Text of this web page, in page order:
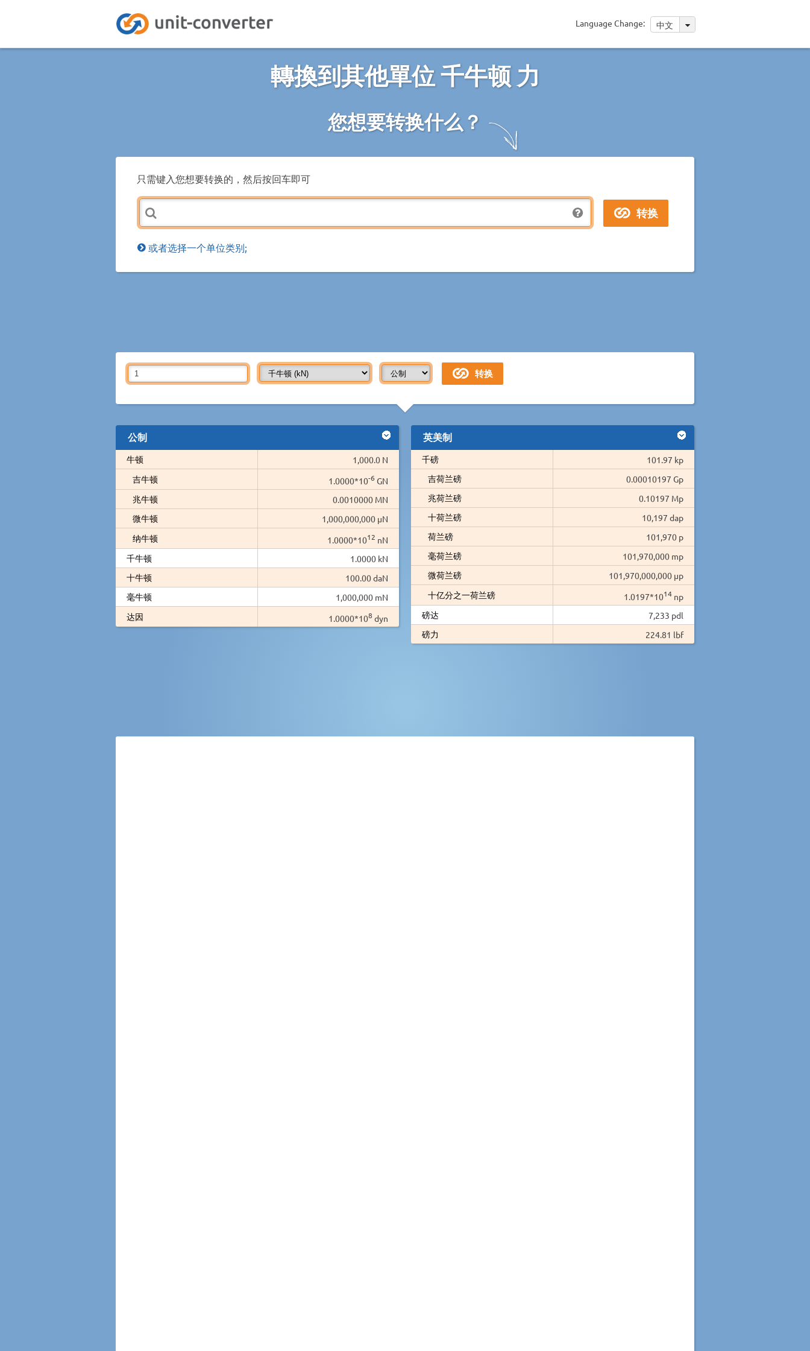
Language Change: 中文
轉換到其他單位 千牛顿 力
您想要转换什么？
只需键入您想要转换的，然后按回车即可
或者选择一个单位类别;
公制
牛顿
1,000.0 N
吉牛顿
1.0000*10-6 GN
兆牛顿
0.0010000 MN
微牛顿
1,000,000,000 µN
纳牛顿
1.0000*1012 nN
千牛顿
1.0000 kN
十牛顿
100.00 daN
毫牛顿
1,000,000 mN
达因
1.0000*108 dyn
英美制
千磅
101.97 kp
吉荷兰磅
0.00010197 Gp
兆荷兰磅
0.10197 Mp
十荷兰磅
10,197 dap
荷兰磅
101,970 p
毫荷兰磅
101,970,000 mp
微荷兰磅
101,970,000,000 µp
十亿分之一荷兰磅
1.0197*1014np
磅达
7,233 pdl
磅力
224.81 lbf